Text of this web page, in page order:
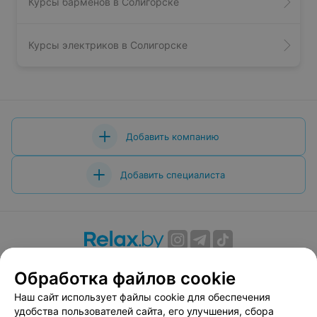
Курсы электриков в Солигорске
Добавить компанию
Добавить специалиста
Вакансии
Публичный договор
Способы оплаты
Публичный договор по использованию сервиса
Обработка файлов cookie
Наш сайт использует файлы cookie для обеспечения
удобства пользователей сайта, его улучшения, сбора